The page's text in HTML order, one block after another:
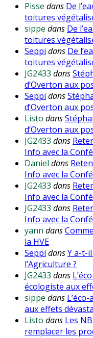
Pisse dans De
toitures
sippe dans De
toitures
Seppi dans De
toitures
JG2433 dans
d’Overton aux
Seppi dans
d’Overton aux
Listo dans
d’Overton aux
JG2433 dans
Info avec la
Daniel dans
Info avec la
JG2433 dans
Info avec la
JG2433 dans
Info avec la
yann dans
la HVE
Seppi dansY a-t-
l’Agriculture ?
JG2433 dans
écologiste aux
sippe dans
aux effets
Listo dans Les
remplacer les